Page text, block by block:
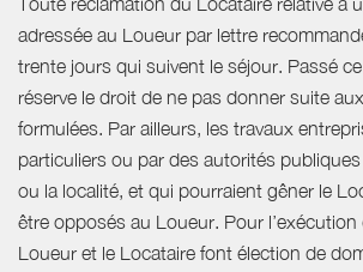
adressée au Loueur par lettre
trente jours qui suivent le séjour. Passé
réserve le droit de ne pas donner suite
formulées. Par ailleurs, les travaux
particuliers ou par des autorités
ou la localité, et qui pourraient gêner le
être opposés au Loueur. Pour
Loueur et le Locataire font élection de